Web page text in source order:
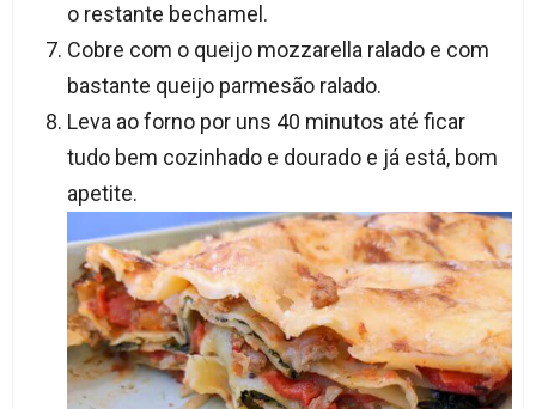
o restante bechamel.
Cobre com o queijo mozzarella ralado e com
bastante queijo parmesão ralado.
Leva ao forno por uns 40 minutos até ficar
tudo bem cozinhado e dourado e já está, bom
apetite.